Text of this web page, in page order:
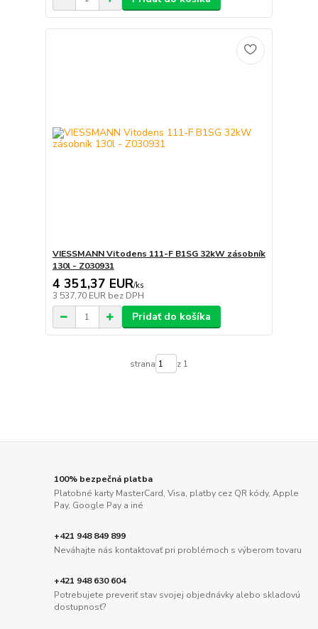
VIESSMANN Vitodens 111-F B1SG 32kW zásobník
130l - Z030931
4 351,37 EUR/ks
3 537,70 EUR bez DPH
Pridať do košíka
strana z 1
100% bezpečná platba
Platobné karty MasterCard, Visa, platby cez QR kódy, Apple
Pay, Google Pay a iné
+421 948 849 899
Neváhajte nás kontaktovať pri problémoch s výberom tovaru
+421 948 630 604
Potrebujete preveriť stav svojej objednávky alebo skladovú
dostupnosť?